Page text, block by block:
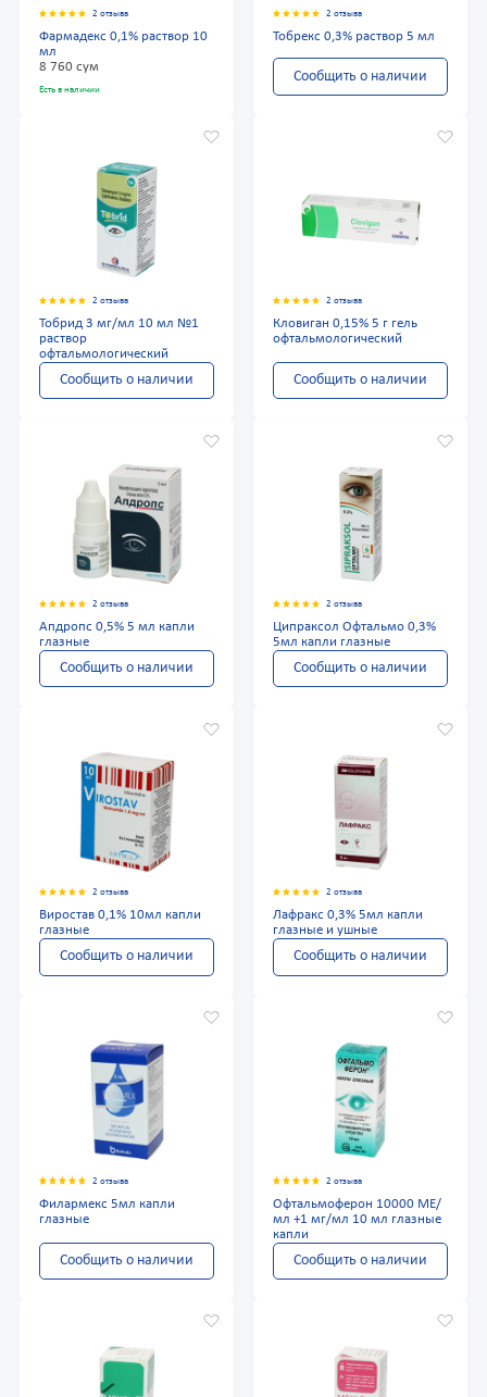
2 отзыва
Фармадекс 0,1% раствор 10
мл
8 760 сум
Есть в наличии
2 отзыва
Тобрекс 0,3% раствор 5 мл
Сообщить о наличии
2 отзыва
Тобрид 3 мг/мл 10 мл №1
раствор
офтальмологический
Сообщить о наличии
2 отзыва
Кловиган 0,15% 5 г гель
офтальмологический
Сообщить о наличии
2 отзыва
Апдропс 0,5% 5 мл капли
глазные
Сообщить о наличии
2 отзыва
Ципраксол Офтальмо 0,3%
5мл капли глазные
Сообщить о наличии
2 отзыва
Виростав 0,1% 10мл капли
глазные
Сообщить о наличии
2 отзыва
Лафракс 0,3% 5мл капли
глазные и ушные
Сообщить о наличии
2 отзыва
Филармекс 5мл капли
глазные
Сообщить о наличии
2 отзыва
Офтальмоферон 10000 МЕ/
мл +1 мг/мл 10 мл глазные
капли
Сообщить о наличии